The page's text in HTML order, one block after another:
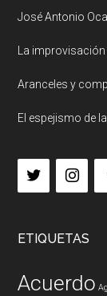
José Antonio
La
Aranceles y
El espejismo de
ETIQUETAS
Acuerdo